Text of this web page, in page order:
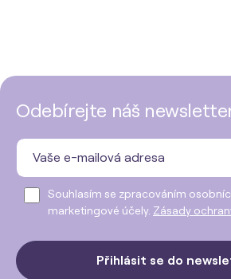
Odebírejte náš
Souhlasím se zpracováním
marketingové účely. Zásady
Přihlásit se do